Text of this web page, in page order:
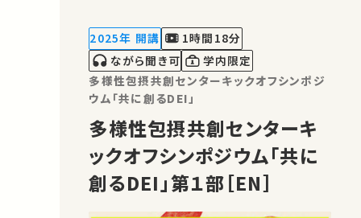
ィスカッションをご覧いただくことができ
ます。日本語版は、演目を除き、日本手話
通…
2025年 開講
1時間18分
ながら聞き可
学内限定
多様性包摂共創センターキックオフシンポジ
ウム「共に創るDEI」
多様性包摂共創センターキ
ックオフシンポジウム「共に
創るDEI」第１部［EN］